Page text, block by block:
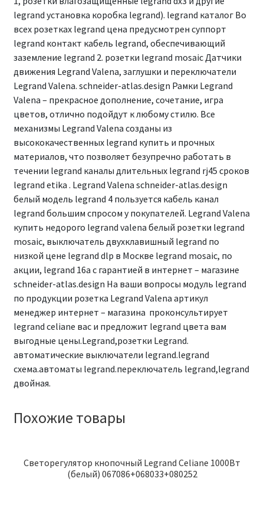
legrand установка коробка legrand). legrand каталог Во
всех розетках legrand цена предусмотрен суппорт
legrand контакт кабель legrand, обеспечивающий
заземление legrand 2. розетки legrand mosaic Датчики
движения Legrand Valena, заглушки и переключатели
Legrand Valena. schneider-atlas.design Рамки Legrand
Valena – прекрасное дополнение, сочетание, игра
цветов, отлично подойдут к любому стилю. Все
механизмы Legrand Valena созданы из
высококачественных legrand купить и прочных
материалов, что позволяет безупречно работать в
течении legrand каналы длительных legrand rj45 сроков
legrand etika . Legrand Valena schneider-atlas.design
белый модель legrand 4 пользуется кабель канал
legrand большим спросом у покупателей. Legrand Valena
купить недорого legrand valena белый розетки legrand
mosaic, выключатель двухклавишный legrand по
низкой цене legrand dlp в Москве legrand mosaic, по
акции, legrand 16а с гарантией в интернет – магазине
schneider-atlas.design На ваши вопросы модуль legrand
по продукции розетка Legrand Valena артикул
менеджер интернет – магазина проконсультирует
legrand celiane вас и предложит legrand цвета вам
выгодные цены.Legrand,розетки Legrand.
автоматические выключатели legrand.legrand
схема.автоматы legrand.переключатель legrand,legrand
двойная.
Похожие товары
Светорегулятор кнопочный Legrand Celiane 1000Вт
(белый) 067086+068033+080252